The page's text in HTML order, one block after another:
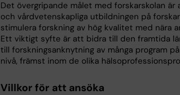
Det övergripande målet med forskarskolan
och vårdvetenskapliga utbildningen på
stimulera forskning av hög kvalitet med nära
Ett viktigt syfte är att bidra till den framtida
till forskningsanknytning av många program
nivå, främst inom de olika
Villkor för att ansöka